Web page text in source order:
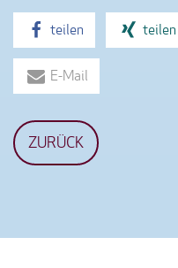
teilen teilen
E-Mail
ZURÜCK